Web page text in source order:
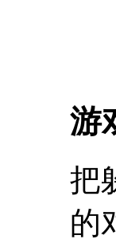
游
把
的